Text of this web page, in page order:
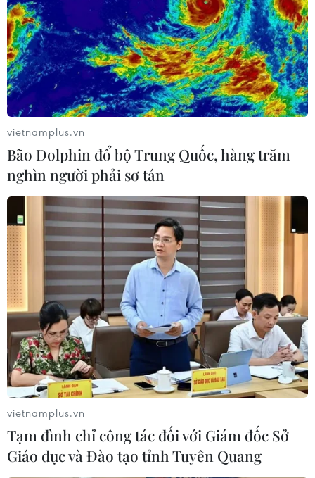
#Triển lãm tranh yêu nước #họa sĩ trẻ
#thế hệ Z
#Văn Miếu-Quốc Tử Giám
Theo dõi VietnamPlus
TIN LIÊN QUAN
vietnamplus.vn
Bão Dolphin đổ bộ Trung Quốc, hàng trăm
nghìn người phải sơ tán
vietnamplus.vn
Tạm đình chỉ công tác đối với Giám đốc Sở
Giáo dục và Đào tạo tỉnh Tuyên Quang